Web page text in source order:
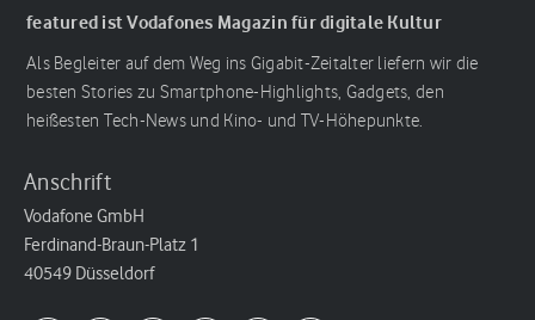
featured ist Vodafones Magazin für digitale Kultur
Als Begleiter auf dem Weg ins Gigabit-Zeitalter liefern wir die
besten Stories zu Smartphone-Highlights, Gadgets, den
heißesten Tech-News und Kino- und TV-Höhepunkte.
Anschrift
Vodafone GmbH
Ferdinand-Braun-Platz 1
40549 Düsseldorf